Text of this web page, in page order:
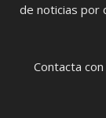
de noticias por
Contacta